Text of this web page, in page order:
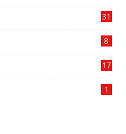
31
8
17
1